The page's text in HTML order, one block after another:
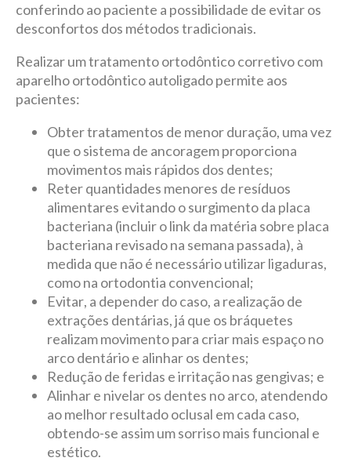
conferindo ao paciente a possibilidade de evitar os
desconfortos dos métodos tradicionais.
Realizar um tratamento ortodôntico corretivo com
aparelho ortodôntico autoligado permite aos
pacientes:
Obter tratamentos de menor duração, uma vez
que o sistema de ancoragem proporciona
movimentos mais rápidos dos dentes;
Reter quantidades menores de resíduos
alimentares evitando o surgimento da placa
bacteriana (incluir o link da matéria sobre placa
bacteriana revisado na semana passada), à
medida que não é necessário utilizar ligaduras,
como na ortodontia convencional;
Evitar, a depender do caso, a realização de
extrações dentárias, já que os bráquetes
realizam movimento para criar mais espaço no
arco dentário e alinhar os dentes;
Redução de feridas e irritação nas gengivas; e
Alinhar e nivelar os dentes no arco, atendendo
ao melhor resultado oclusal em cada caso,
obtendo-se assim um sorriso mais funcional e
estético.